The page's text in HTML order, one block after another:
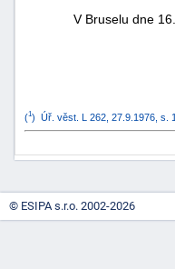
V Bruselu dne
(1) Úř. věst. L 262, 27.9.1976, s.
© ESIPA s.r.o. 2002-2026